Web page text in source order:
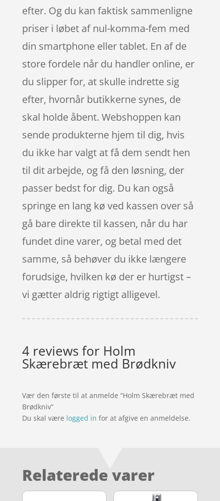
efter. Og du kan faktisk sammenligne
priser i løbet af nul-komma-fem med
din smartphone eller tablet. En af de
store fordele når du handler online, er
du slipper for, at skulle indrette sig
efter, hvornår butikkerne synes, de
skal holde åbent. Webshoppen kan
sende produkterne hjem til dig, hvis
du ikke har valgt at få dem sendt hen
til dit arbejde, og få den løsning, der
passer bedst for dig. Du kan også
springe en lang kø ved kassen over så
gå bare direkte til kassen, når du har
fundet dine varer, og betal med det
samme, så behøver du ikke længere
forudsige, hvilken kø der er hurtigst –
vi gætter aldrig rigtigt alligevel.
4 reviews for Holm
Skærebræt med Brødkniv
Vær den første til at anmelde “Holm Skærebræt med
Brødkniv”
Du skal være logged in for at afgive en anmeldelse.
Relaterede varer